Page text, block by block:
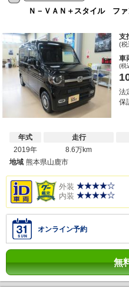
Ｎ－ＶＡＮ＋スタイル フ
支
(税
車
(税
法
保
年式
2019年
走行
8.6万km
地域 熊本県山鹿市
外装
内装
オンライン予約
無